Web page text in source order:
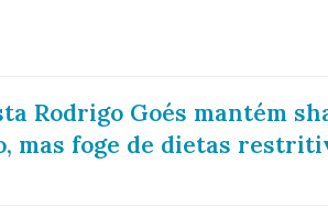
Rodrigo Goés mantém
mas foge de dietas